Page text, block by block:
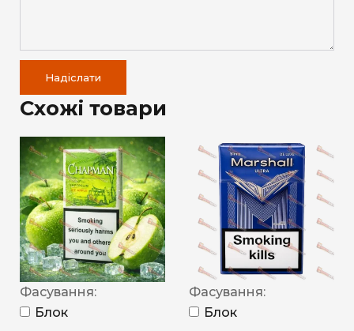
Надіслати
Схожі товари
Фасування:
Блок
Фасування:
Блок